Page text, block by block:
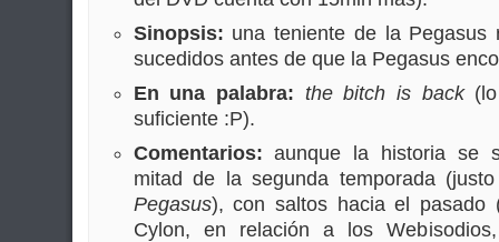
Sinopsis: una teniente de la Pegasus
sucedidos antes de que la Pegasus
En una palabra: the bitch is back(lo
suficiente :P).
Comentarios: aunque la historia se
mitad de la segunda temporada
Pegasus), con saltos hacia el pasado
Cylon, en relación a los